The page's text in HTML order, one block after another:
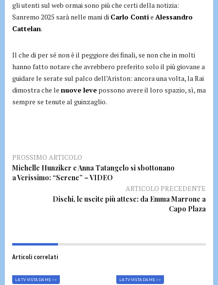
gli utenti sul web ormai sono più che certi della notizia:
Sanremo 2025 sarà nelle mani di Carlo Contie Alessandro
Cattelan.
Il che di per sé non è il peggiore dei finali, se non che in molti
hanno fatto notare che avrebbero preferito solo il più giovane a
guidare le serate sul palco dell’Ariston: ancora una volta, la Rai
dimostra che le nuove leve possono avere il loro spazio, sì, ma
sempre se tenute al guinzaglio.
PROSSIMO ARTICOLO
Michelle Hunziker e Anna Tatangelo si sbottonano
a Verissimo: “Serene” – VIDEO
ARTICOLO PRECEDENTE
Dischi, le uscite più attese: da Emma Marrone a
Capo Plaza
Articoli correlati
LA TV VISTA DA ME >> LA TV VISTA DA ME >>